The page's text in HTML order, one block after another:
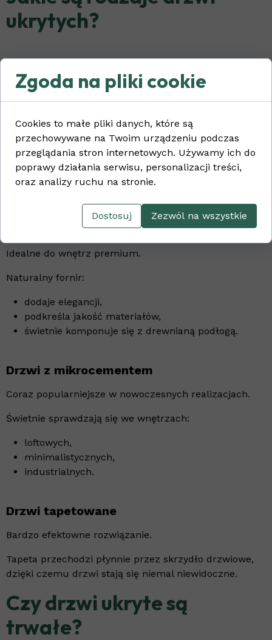
ukrytych?
Najpopularniejsze rozwiązanie.
samym kolorem co ściana.
Efekt:
drzwi praktycznie znikają,
wnętrze wygląda niezwykle spójnie.
Drzwi fornirowane
Idealne do wnętrz premium.
Naturalny fornir:
dodaje elegancji,
podkreśla jakość materiałów,
świetnie komponuje się z drewnianą podłogą.
Drzwi z mikrocementem
Coraz popularniejsze w nowoczesnych realizacjach.
Świetnie sprawdzają się we wnętrzach:
loftowych,
minimalistycznych,
industrialnych.
Drzwi tapetowane
Bardzo efektowne rozwiązanie.
Tapeta przechodzi płynnie przez skrzydło drzwiowe,
dzięki czemu drzwi stają się niemal niewidoczne.
Czy drzwi ukryte są
trwałe?
Zgoda na pliki cookie
Cookies to małe pliki danych, które są
przechowywane na Twoim urządzeniu podczas
przeglądania stron internetowych. Używamy ich do
poprawy działania serwisu, personalizacji treści,
oraz analizy ruchu na stronie.
Dostosuj Zezwól na wszystkie